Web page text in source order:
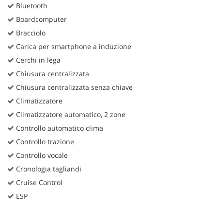
Bluetooth
Boardcomputer
Bracciolo
Carica per smartphone a induzione
Cerchi in lega
Chiusura centralizzata
Chiusura centralizzata senza chiave
Climatizzatore
Climatizzatore automatico, 2 zone
Controllo automatico clima
Controllo trazione
Controllo vocale
Cronologia tagliandi
Cruise Control
ESP